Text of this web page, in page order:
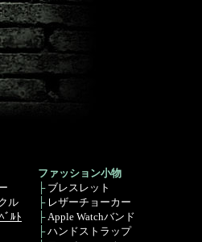
ル
ﾞﾙﾄ
ファッション小物
├ ブレスレット
├ レザーチョーカー
├Apple Watchバンド
├ハンドストラップ